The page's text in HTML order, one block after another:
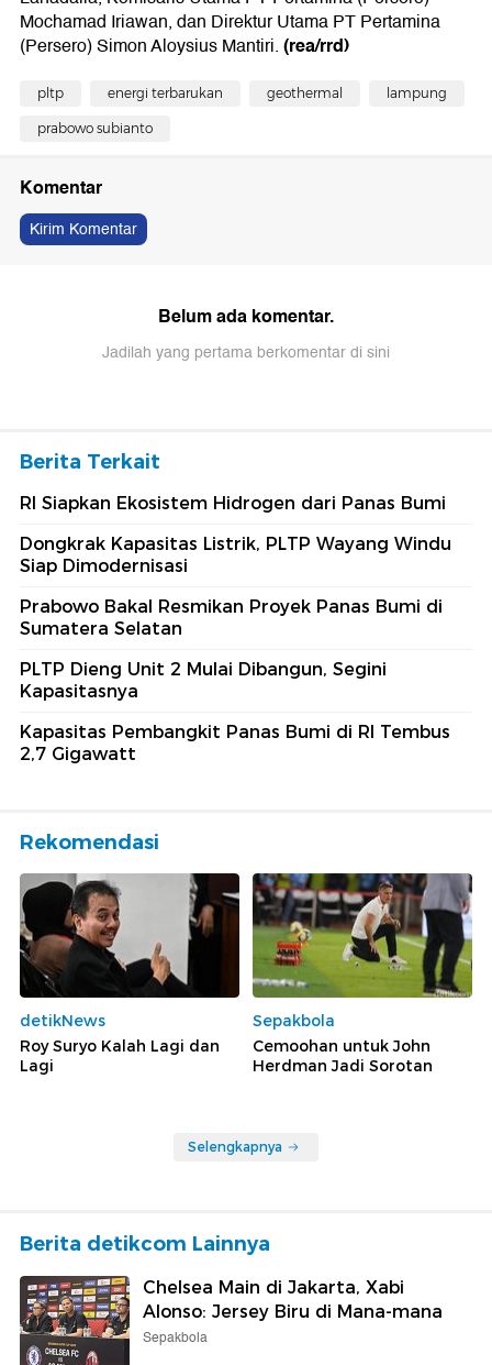
Mochamad Iriawan, dan Direktur Utama PT Pertamina
(Persero) Simon Aloysius Mantiri.(rea/rrd)
pltp energi terbarukan geothermal lampung
prabowo subianto
Komentar
Kirim Komentar
Belum ada komentar.
Jadilah yang pertama berkomentar di sini
Berita Terkait
RI Siapkan Ekosistem Hidrogen dari Panas Bumi
Dongkrak Kapasitas Listrik, PLTP Wayang Windu
Siap Dimodernisasi
Prabowo Bakal Resmikan Proyek Panas Bumi di
Sumatera Selatan
PLTP Dieng Unit 2 Mulai Dibangun, Segini
Kapasitasnya
Kapasitas Pembangkit Panas Bumi di RI Tembus
2,7 Gigawatt
Rekomendasi
detikNews
Roy Suryo Kalah Lagi dan
Lagi
Sepakbola
Cemoohan untuk John
Herdman Jadi Sorotan
Selengkapnya
Berita detikcom Lainnya
Chelsea Main di Jakarta, Xabi
Alonso: Jersey Biru di Mana-mana
Sepakbola